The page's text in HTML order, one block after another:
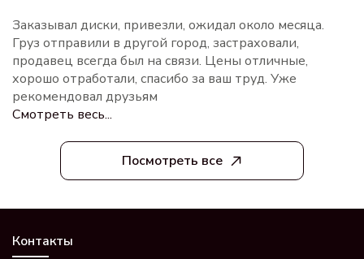
Посмотреть все
Заказывал диски, привезли, ожидал около месяца.
Груз отправили в другой город, застраховали,
продавец всегда был на связи. Цены отличные,
хорошо отработали, спасибо за ваш труд. Уже
рекомендовал друзьям
Смотреть весь...
Контакты